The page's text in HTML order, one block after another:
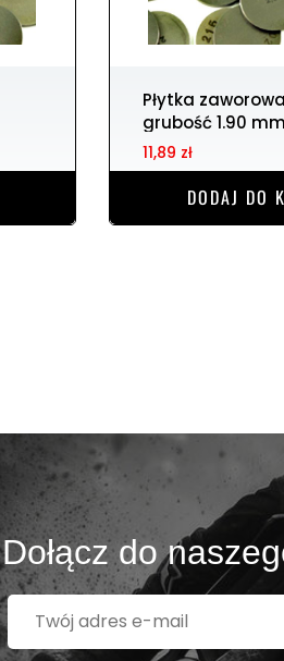
Płytka zaworowa 10.00 r.
grubość 1.90 mm
11,89 zł
DODAJ DO
Dołącz do